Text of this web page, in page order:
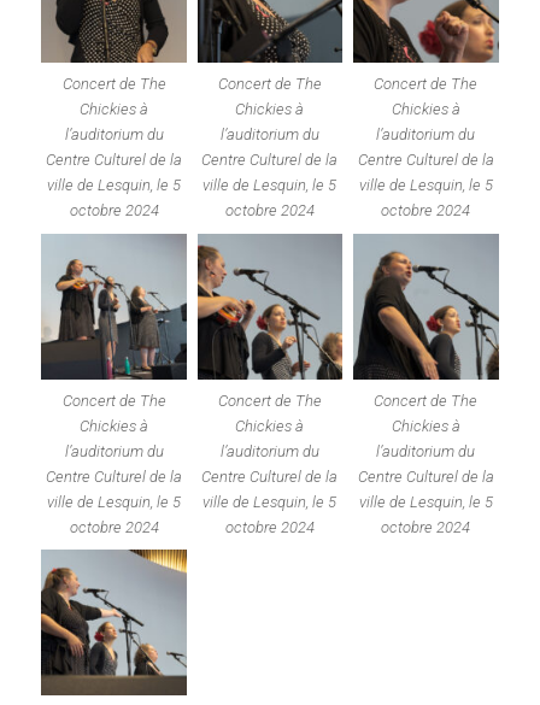
Concert de The
Chickies à
l’auditorium du
Centre Culturel de la
ville de Lesquin, le 5
octobre 2024
Concert de The
Chickies à
l’auditorium du
Centre Culturel de la
ville de Lesquin, le 5
octobre 2024
Concert de The
Chickies à
l’auditorium du
Centre Culturel de la
ville de Lesquin, le 5
octobre 2024
Concert de The
Chickies à
l’auditorium du
Centre Culturel de la
ville de Lesquin, le 5
octobre 2024
Concert de The
Chickies à
l’auditorium du
Centre Culturel de la
ville de Lesquin, le 5
octobre 2024
Concert de The
Chickies à
l’auditorium du
Centre Culturel de la
ville de Lesquin, le 5
octobre 2024